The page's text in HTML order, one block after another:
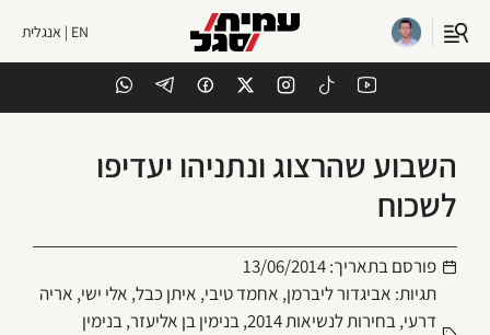
EN | אנגלית
השבוע שהרצוג ונתניהו יעדיפו
לשכוח
פורסם בתאריך:13/06/2014
תגיות: אביגדור ליברמן, אחמד טיבי, איתן כבל, אלי ישי, אריה
דרעי,בחירות לנשיאות 2014 ,בנימין בן אליעזר,בנימין